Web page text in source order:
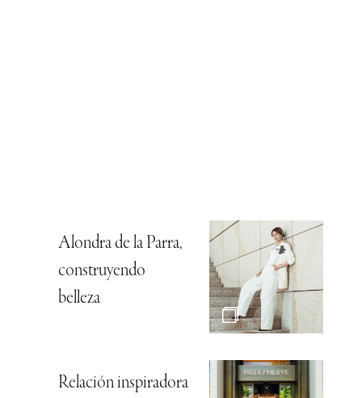
Alondra de la Parra,
construyendo
belleza
Relación inspiradora